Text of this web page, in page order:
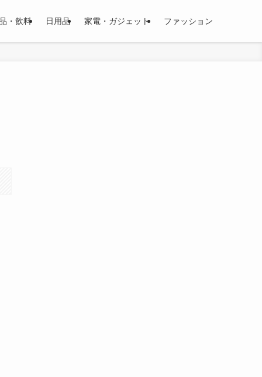
・飲料 日用品 家電・ガジェット ファッション